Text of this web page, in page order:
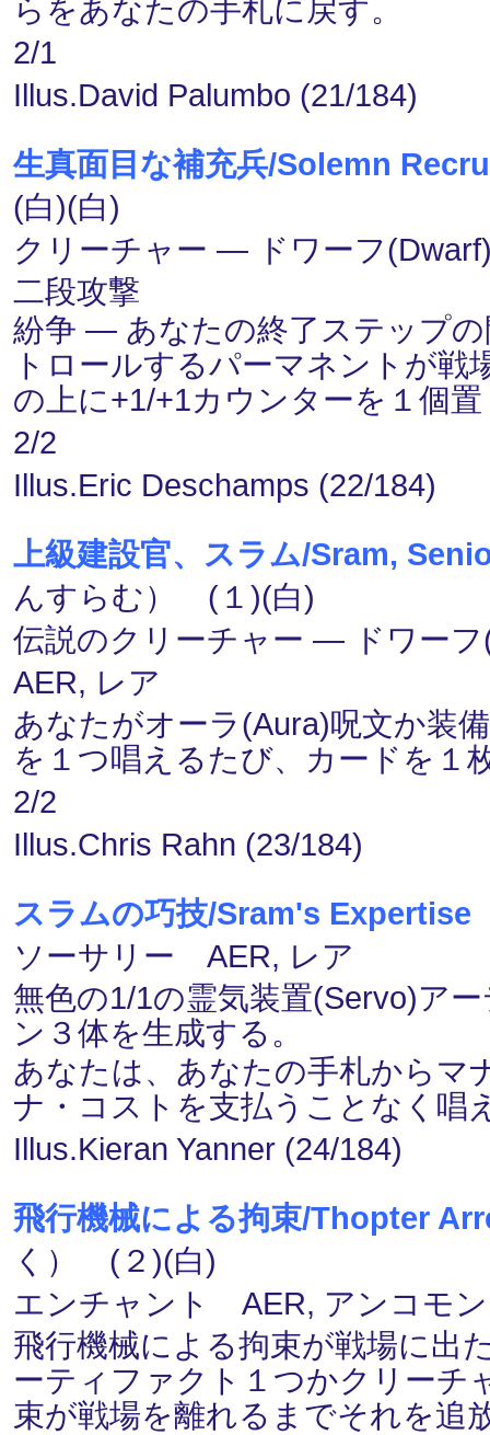
らをあなたの手札に戻す。
2/1
Illus.David Palumbo (21/184)
生真面目な補充兵/Solemn
(白)(白)
クリーチャー ― ドワーフ
二段攻撃
紛争 ― あなたの終了ステップ
トロールするパーマネントが戦
の上に+1/+1カウンターを１個
2/2
Illus.Eric Deschamps (22/184)
上級建設官、スラム/Sram,
んすらむ） (１)(白)
伝説のクリーチャー ― ドワー
AER, レア
あなたがオーラ(Aura)呪文か装
を１つ唱えるたび、カードを１
2/2
Illus.Chris Rahn (23/184)
スラムの巧技/Sram's Expertise
ソーサリー AER, レア
無色の1/1の霊気装置(Servo)ア
ン３体を生成する。
あなたは、あなたの手札からマ
ナ・コストを支払うことなく唱
Illus.Kieran Yanner (24/184)
飛行機械による拘束/Thopter
く） (２)(白)
エンチャント AER, アンコモン
飛行機械による拘束が戦場に出
ーティファクト１つかクリーチ
束が戦場を離れるまでそれを追